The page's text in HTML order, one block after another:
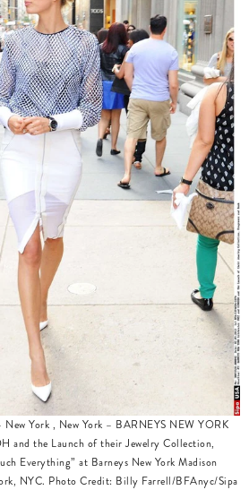
York , New York – BARNEYS NEW YORK
and the Launch of their Jewelry Collection,
Everything” at Barneys New York Madison
NYC. Photo Credit: Billy Farrell/BFAnyc/Sipa